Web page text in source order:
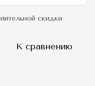
скидки
К сравнению